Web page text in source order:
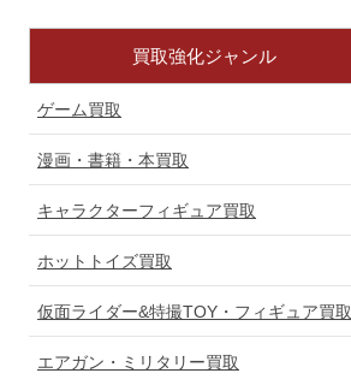
買取強化ジャンル
ゲーム買取
漫画・書籍・本買取
キャラクターフィギュア買取
ホットトイズ買取
仮面ライダー&特撮TOY・フィギュア買取
エアガン・ミリタリー買取